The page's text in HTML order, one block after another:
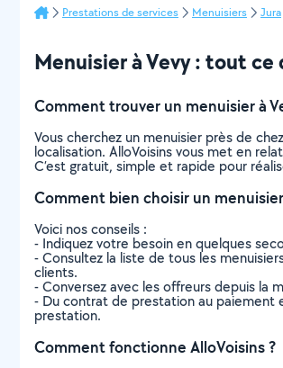
Prestations de services Menuisiers Jura
Menuisier à Vevy : tout ce
Comment trouver un menuisier à
Vous cherchez un menuisier près de
localisation. AlloVoisins vous met en
C’est gratuit, simple et rapide pour
Comment bien choisir un menuisier
Voici nos conseils :
- Indiquez votre besoin en quelques
- Consultez la liste de tous les
clients.
- Conversez avec les offreurs depuis la
- Du contrat de prestation au paiement
prestation.
Comment fonctionne AlloVoisins ?